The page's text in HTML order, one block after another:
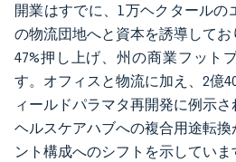
開業はすでに、1万ヘクタールの
の物流団地へと資本を誘導してお
47%押し上げ、州の商業フット
す。オフィスと物流に加え、2億
ィールドパラマタ再開発に例示
ヘルスケアハブへの複合用途転
ント構成へのシフトを示していま